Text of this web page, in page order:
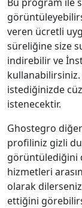
veren ücretli
süreliğine size
indirebilir ve
istediğinizde
istenecektir.
Ghostegro
profiliniz gizli
görüntülediğini
hizmetleri
olarak
ettiğini